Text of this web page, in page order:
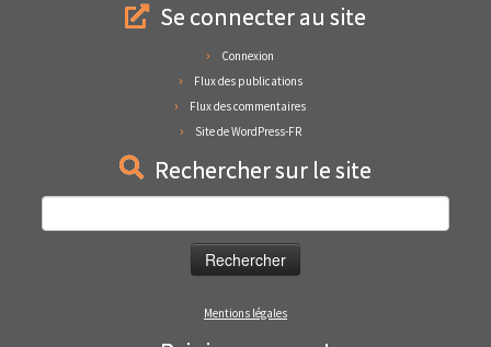
Se connecter au site
Connexion
Flux des publications
Flux des commentaires
Site de WordPress-FR
Rechercher sur le site
Mentions légales